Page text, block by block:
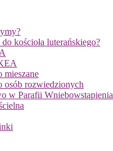
kościoła luterańskiego?
mieszane
osób rozwiedzionych
w Parafii Wniebowstąpienia